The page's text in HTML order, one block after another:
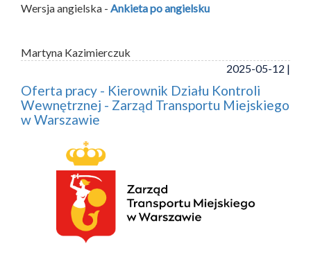
Wersja angielska - Ankieta po angielsku
Martyna Kazimierczuk
2025-05-12 |
Oferta pracy - Kierownik Działu Kontroli
Wewnętrznej - Zarząd Transportu Miejskiego
w Warszawie